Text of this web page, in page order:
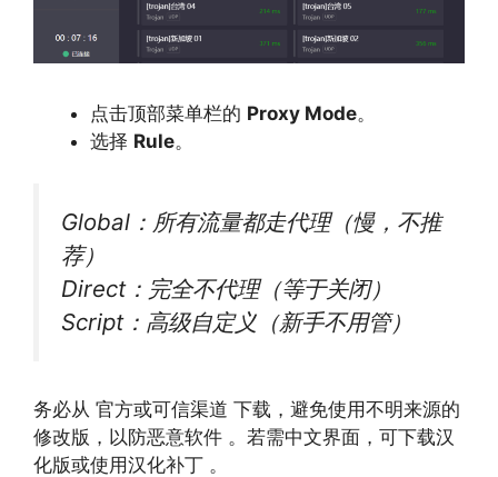
点击顶部菜单栏的 Proxy Mode。
选择 Rule。
Global：所有流量都走代理（慢，不推
荐）
Direct：完全不代理（等于关闭）
Script：高级自定义（新手不用管）
务必从 官方或可信渠道 下载，避免使用不明来源的
修改版，以防恶意软件 。若需中文界面，可下载汉
化版或使用汉化补丁 。